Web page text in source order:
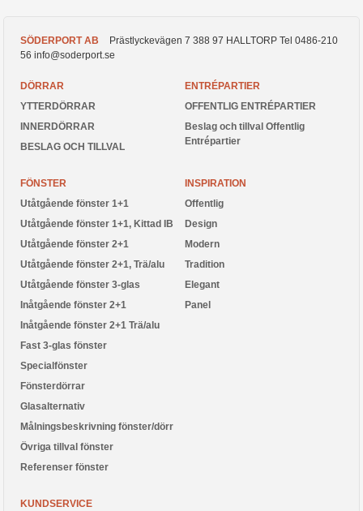
SÖDERPORT AB Prästlyckevägen 7 388 97 HALLTORP Tel 0486-210
56 info@soderport.se
DÖRRAR
YTTERDÖRRAR
INNERDÖRRAR
BESLAG OCH TILLVAL
ENTRÉPARTIER
OFFENTLIG ENTRÉPARTIER
Beslag och tillval Offentlig
Entrépartier
FÖNSTER
Utåtgående fönster 1+1
Utåtgående fönster 1+1, Kittad IB
Utåtgående fönster 2+1
Utåtgående fönster 2+1, Trä/alu
Utåtgående fönster 3-glas
Inåtgående fönster 2+1
Inåtgående fönster 2+1 Trä/alu
Fast 3-glas fönster
Specialfönster
Fönsterdörrar
Glasalternativ
Målningsbeskrivning fönster/dörr
Övriga tillval fönster
Referenser fönster
INSPIRATION
Offentlig
Design
Modern
Tradition
Elegant
Panel
KUNDSERVICE